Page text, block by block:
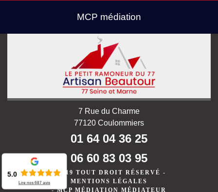
MCP médiation
7 Rue du Charme
77120 Coulommiers
01 64 04 36 25
06 60 83 03 95
©2019 TOUT DROIT RÉSERVÉ -
MENTIONS LÉGALES
-MCP MÉDIATION MÉDIATEUR
5.0
Lire nos687 avis